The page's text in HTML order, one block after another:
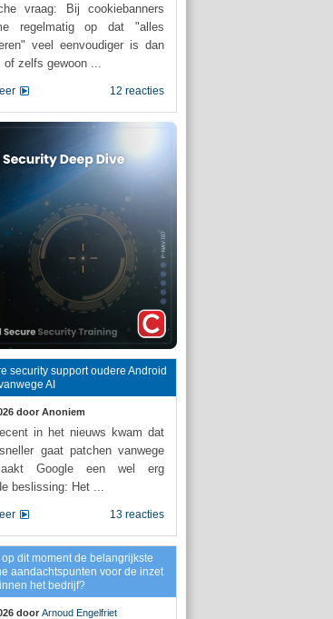
vraag: Bij cookiebanners
regelmatig op dat "alles
veel eenvoudiger is dan
of zelfs gewoon ...
12 reacties
security support oudere Android
AI
door Anoniem
in het nieuws kwam dat
gaat patchen vanwege
Google een wel erg
beslissing: Het ...
13 reacties
dit moment de belangrijkste
aandachtspunten voor de inzet
het bedrijf?
door Arnoud Engelfriet